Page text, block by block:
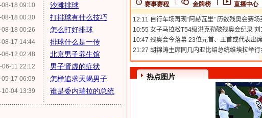
08-18 09:10
08-18 00:30
08-18 00:26
08-17 14:44
06-12 02:48
06-11 22:12
05-17 06:09
10-04 13:39
沙滩排球
打排球有什么技巧
怎么打好排球
排球什么是一传
北京男子养生馆
男子肾虚的症状
怎样追求天蝎男子
谁是委内瑞拉的总统
赛事赛程 金牌榜 直播中心
热点图片